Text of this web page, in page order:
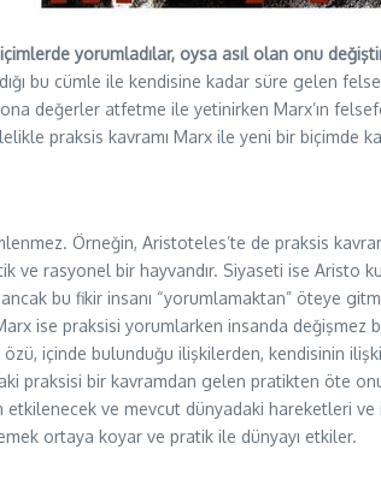
yorumladılar, oysa asıl olan onu
bu cümle ile kendisine kadar süre gelen
değerler atfetme ile yetinirken Marx’ın
praksis kavramı Marx ile yeni bir biçimde
Örneğin, Aristoteles’te de praksis
ve rasyonel bir hayvandır. Siyaseti ise Aristo
bu fikir insanı “yorumlamaktan” öteye
ise praksisi yorumlarken insanda değişmez
içinde bulunduğu ilişkilerden, kendisinin
praksisi bir kavramdan gelen pratikten öte
ve mevcut dünyadaki hareketleri ve
ortaya koyar ve pratik ile dünyayı etkiler.